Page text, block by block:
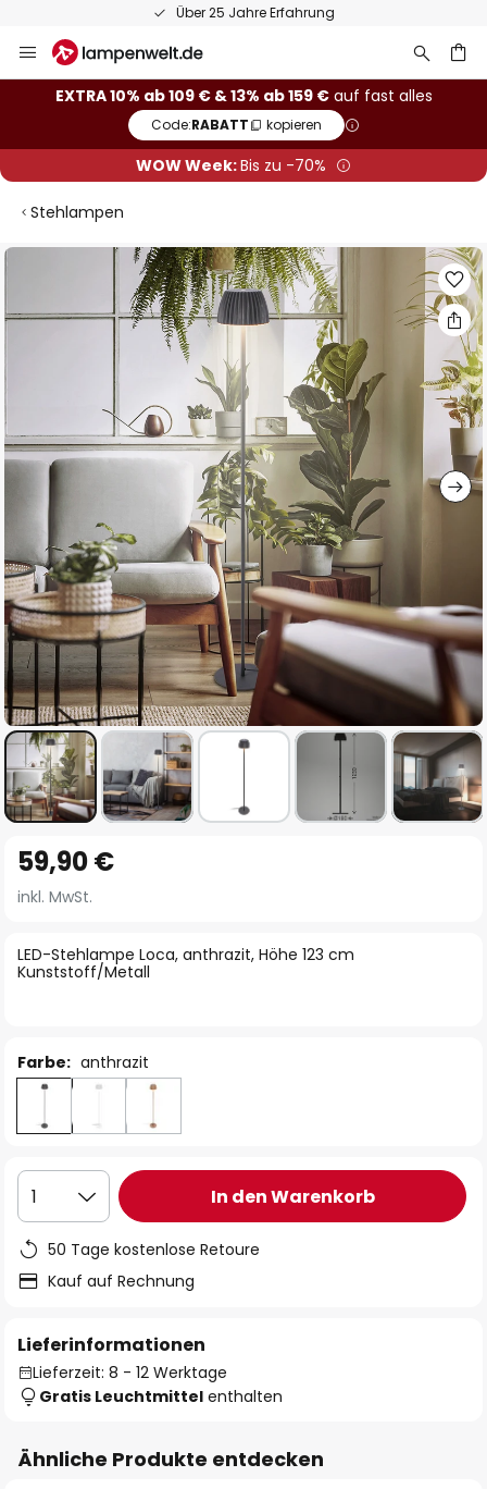
50 Tage kostenlose Retoure
Inhalt
springen
EXTRA 10% ab 109 € & 13% ab 159 €auf fast alles
Code:RABATT kopieren
WOW Week:Bis zu -70%
Stehlampen
Zum
der
Anfang
der
springen
LED-Stehlampe Loca, anthrazit, Höhe 123 cm
Kunststoff/Metall
59,90 €
inkl. MwSt.
Farbe: anthrazit
1 In den Warenkorb
50 Tage kostenlose Retoure
Kauf auf Rechnung
Lieferinformationen
Lieferzeit: 8 - 12 Werktage
Gratis Leuchtmittel enthalten
Ähnliche Produkte entdecken